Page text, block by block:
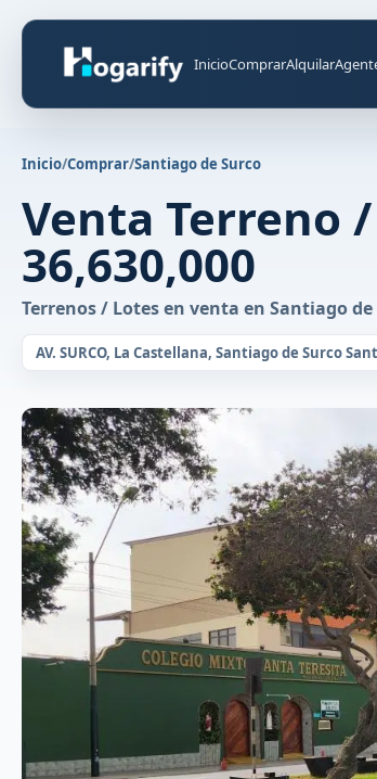
InicioComprarAlquilar
Inicio/Comprar/Santiago de Surco
Venta Terreno
36,630,000
Terrenos / Lotes en venta en Santiago de
AV. SURCO, La Castellana, Santiago de Surco